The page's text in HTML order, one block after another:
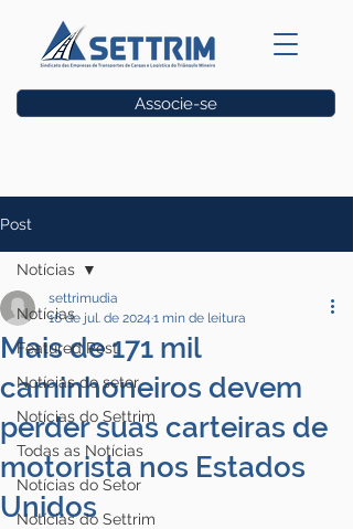
Associe-se
Post
Notícias
Featured Post
Notícias do setor
Notícias do Settrim
Todas as Notícias
Notícias do Setor
Notícias do Settrim
Notícias
Mais de 171 mil
caminhoneiros devem
perder suas carteiras de
motorista nos Estados
Unidos
settrimudia
16 de jul. de 2024 1 min de leitura